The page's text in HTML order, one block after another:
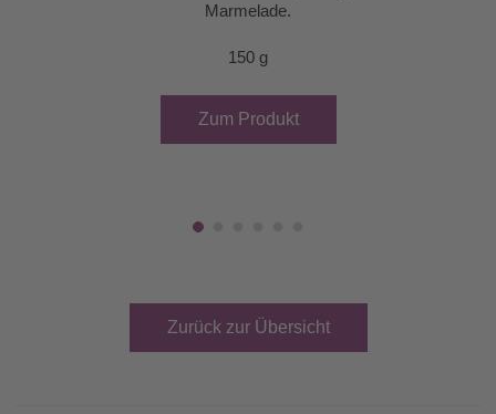
Marmelade.
150 g
Zum Produkt
Zurück zur Übersicht